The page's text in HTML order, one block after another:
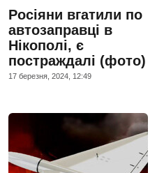
Росіяни вгатили по
автозаправці в
Нікополі, є
постраждалі (фото)
17 березня, 2024, 12:49